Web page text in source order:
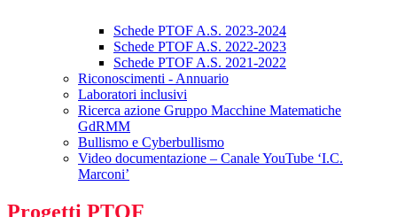
Schede PTOF A.S. 2023-2024
Schede PTOF A.S. 2022-2023
Schede PTOF A.S. 2021-2022
Riconoscimenti - Annuario
Laboratori inclusivi
Ricerca azione Gruppo Macchine Matematiche
GdRMM
Bullismo e Cyberbullismo
Video documentazione – Canale YouTube ‘I.C.
Marconi’
Progetti PTOF